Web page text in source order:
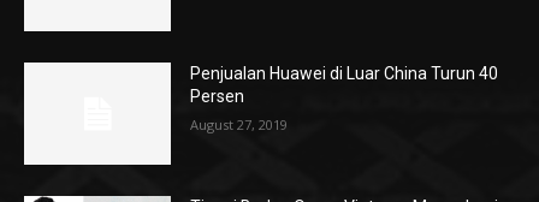
Penjualan Huawei di Luar China Turun 40
Persen
August 27, 2019